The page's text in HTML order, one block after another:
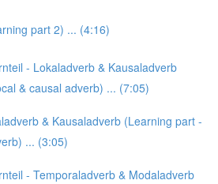
part 2) ... (4:16)
- Lokaladverb & Kausaladverb
& causal adverb) ... (7:05)
& Kausaladverb (Learning part -
... (3:05)
- Temporaladverb & Modaladverb